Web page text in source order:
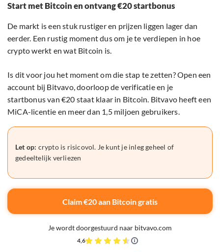
Start met Bitcoin en ontvang €20 startbonus
De markt is een stuk rustiger en prijzen liggen lager dan
eerder. Een rustig moment dus om je te verdiepen in hoe
crypto werkt en wat Bitcoin is.
Is dit voor jou het moment om die stap te zetten? Open een
account bij Bitvavo, doorloop de verificatie en je
startbonus van €20 staat klaar in Bitcoin. Bitvavo heeft een
MiCA-licentie en meer dan 1,5 miljoen gebruikers.
Let op: crypto is risicovol. Je kunt je inleg geheel of
gedeeltelijk verliezen
Claim €20 aan Bitcoin gratis
Je wordt doorgestuurd naar bitvavo.com
4,6